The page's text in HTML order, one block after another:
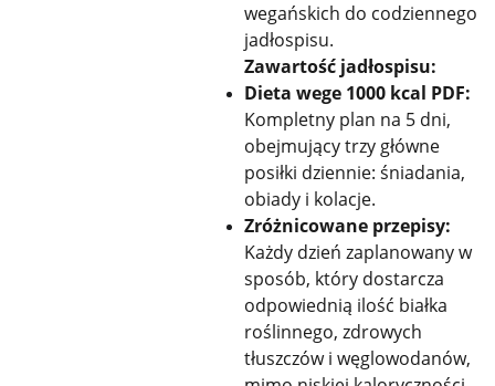
wegańskich do codziennego
jadłospisu.
Zawartość jadłospisu:
Dieta wege 1000 kcal PDF:
Kompletny plan na 5 dni,
obejmujący trzy główne
posiłki dziennie: śniadania,
obiady i kolacje.
Zróżnicowane przepisy:
Każdy dzień zaplanowany w
sposób, który dostarcza
odpowiednią ilość białka
roślinnego, zdrowych
tłuszczów i węglowodanów,